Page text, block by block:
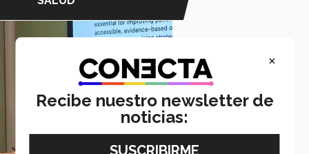
×
Recibe nuestro newsletter de
noticias: